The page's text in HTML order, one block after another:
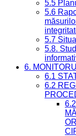
5.5
5.6
5.7
5.8.
6.
6.1
6.2